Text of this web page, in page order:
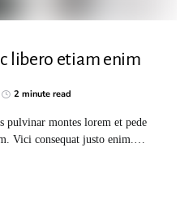
libero etiam enim
2 minute read
pulvinar montes lorem et pede
Vici consequat justo enim.…